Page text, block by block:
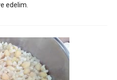
edelim.